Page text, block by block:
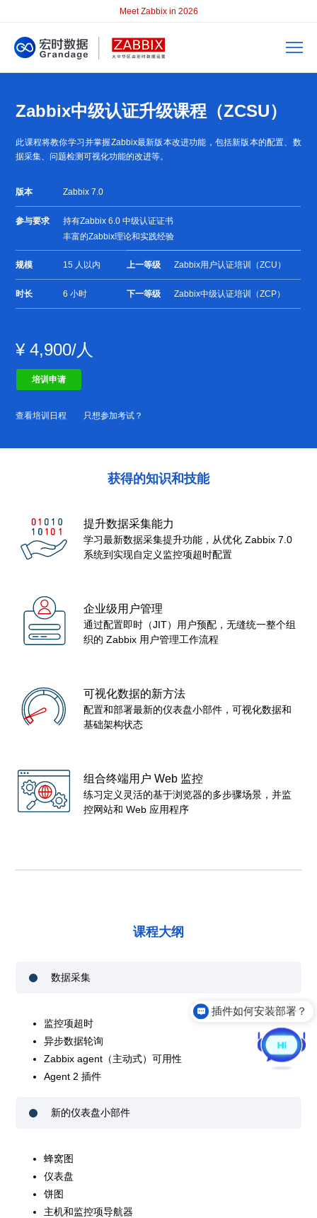
Meet Zabbix in 2026
Zabbix中级认证升级课程（ZCSU）
此课程将教你学习并掌握Zabbix最新版本改进功能，包括新版本的配置、数
据采集、问题检测可视化功能的改进等。
版本 Zabbix 7.0
参与要求
持有Zabbix 6.0 中级认证证书
丰富的Zabbix理论和实践经验
规模 15 人以内 上一等级 Zabbix用户认证培训（ZCU）
时长 6 小时 下一等级 Zabbix中级认证培训（ZCP）
¥ 4,900/人
培训申请
查看培训日程 只想参加考试？
获得的知识和技能
提升数据采集能力
学习最新数据采集提升功能，从优化 Zabbix 7.0
系统到实现自定义监控项超时配置
企业级用户管理
通过配置即时（JIT）用户预配，无缝统一整个组
织的 Zabbix 用户管理工作流程
可视化数据的新方法
配置和部署最新的仪表盘小部件，可视化数据和
基础架构状态
组合终端用户 Web 监控
练习定义灵活的基于浏览器的多步骤场景，并监
控网站和 Web 应用程序
课程大纲
数据采集
监控项超时
异步数据轮询
Zabbix agent（主动式）可用性
Agent 2 插件
新的仪表盘小部件
蜂窝图
仪表盘
饼图
主机和监控项导航器
插件如何安装部署？